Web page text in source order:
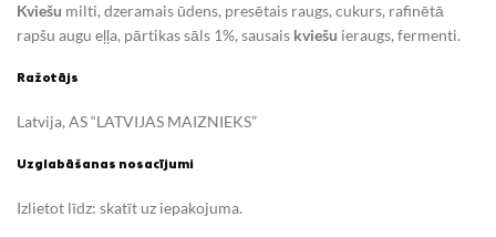
Kviešu milti, dzeramais ūdens, presētais raugs, cukurs, rafinētā
rapšu augu eļļa, pārtikas sāls 1%, sausais kviešu ieraugs, fermenti.
Ražotājs
Latvija, AS “LATVIJAS MAIZNIEKS”
Uzglabāšanas nosacījumi
Izlietot līdz: skatīt uz iepakojuma.